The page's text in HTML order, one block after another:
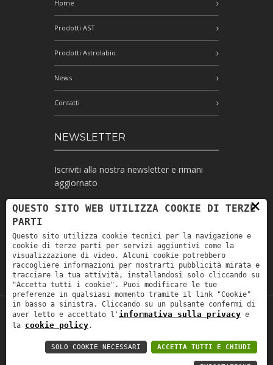
Home
Prodotti AST
Prodotti Astrolabio
News
Contatti
NEWSLETTER
Iscriviti alla nostra newsletter e rimani
aggiornato
Ho letto l'informativa e autorizzo il
trattamento dei miei dati personali per le
finalità ivi indicate *
Copyright © 2019Astrolabio. P.IVA:
Privacy policy-Privacy policy B2B -Area
×
QUESTO SITO WEB UTILIZZA COOKIE DI TERZE
PARTI
Questo sito utilizza cookie tecnici per la navigazione e
cookie di terze parti per servizi aggiuntivi come la
visualizzazione di video. Alcuni cookie potrebbero
raccogliere informazioni per mostrarti pubblicità mirata e
tracciare la tua attività, installandosi solo cliccando su
"Accetta tutti i cookie". Puoi modificare le tue
preferenze in qualsiasi momento tramite il link "Cookie"
in basso a sinistra. Cliccando su un pulsante confermi di
aver letto e accettato l' informativa sulla privacy e
la cookie policy.
ACCETTA TUTTI E CHIUDI
SOLO COOKIE NECESSARI